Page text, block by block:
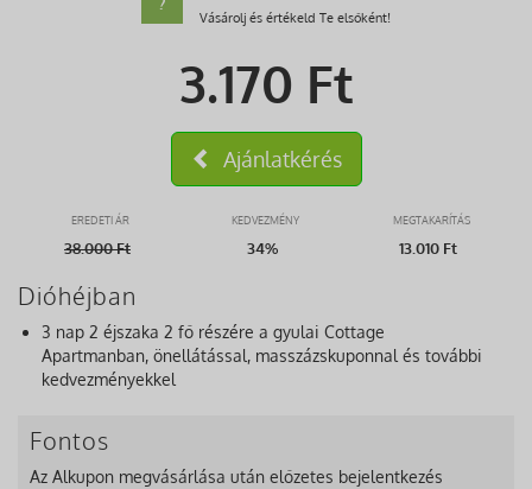
Vásárolj és értékeld Te elsőként!
3.170 Ft
Ajánlatkérés
EREDETI ÁR KEDVEZMÉNY MEGTAKARÍTÁS
38.000Ft 34% 13.010 Ft
Dióhéjban
3 nap 2 éjszaka 2 fő részére a gyulai Cottage
Apartmanban, önellátással, masszázskuponnal és további
kedvezményekkel
Fontos
Az Alkupon megvásárlása után előzetes bejelentkezés